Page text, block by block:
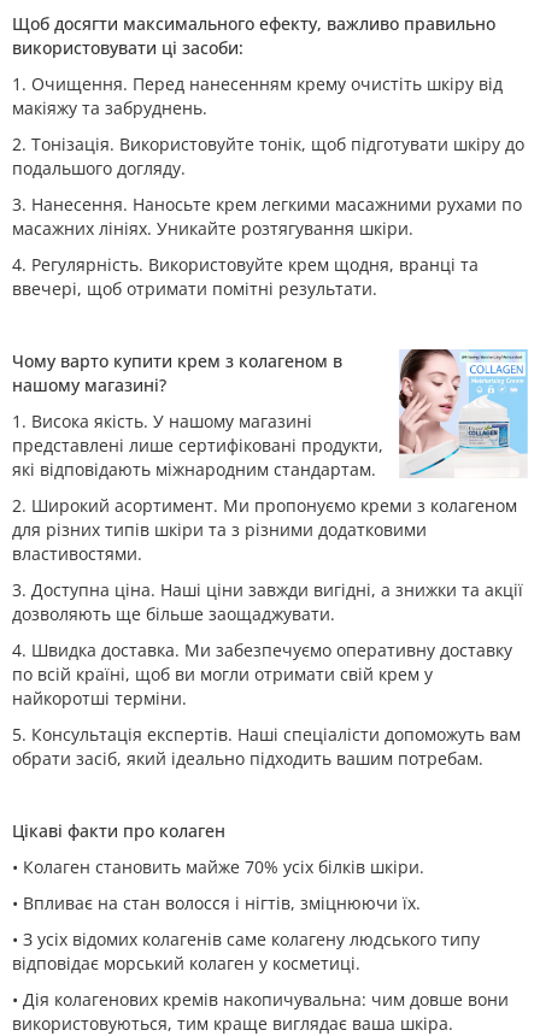
Щоб досягти максимального ефекту, важливо правильно
використовувати ці засоби:
1. Очищення. Перед нанесенням крему очистіть шкіру від
макіяжу та забруднень.
2. Тонізація. Використовуйте тонік, щоб підготувати шкіру до
подальшого догляду.
3. Нанесення. Наносьте крем легкими масажними рухами по
масажних лініях. Уникайте розтягування шкіри.
4. Регулярність. Використовуйте крем щодня, вранці та
ввечері, щоб отримати помітні результати.
Чому варто купити крем з колагеном в
нашому магазині?
1. Висока якість. У нашому магазині
представлені лише сертифіковані продукти,
які відповідають міжнародним стандартам.
2. Широкий асортимент. Ми пропонуємо креми з колагеном
для різних типів шкіри та з різними додатковими
властивостями.
3. Доступна ціна. Наші ціни завжди вигідні, а знижки та акції
дозволяють ще більше заощаджувати.
4. Швидка доставка. Ми забезпечуємо оперативну доставку
по всій країні, щоб ви могли отримати свій крем у
найкоротші терміни.
5. Консультація експертів. Наші спеціалісти допоможуть вам
обрати засіб, який ідеально підходить вашим потребам.
Цікаві факти про колаген
• Колаген становить майже 70% усіх білків шкіри.
• Впливає на стан волосся і нігтів, зміцнюючи їх.
• З усіх відомих колагенів саме колагену людського типу
відповідає морський колаген у косметиці.
• Дія колагенових кремів накопичувальна: чим довше вони
використовуються, тим краще виглядає ваша шкіра.